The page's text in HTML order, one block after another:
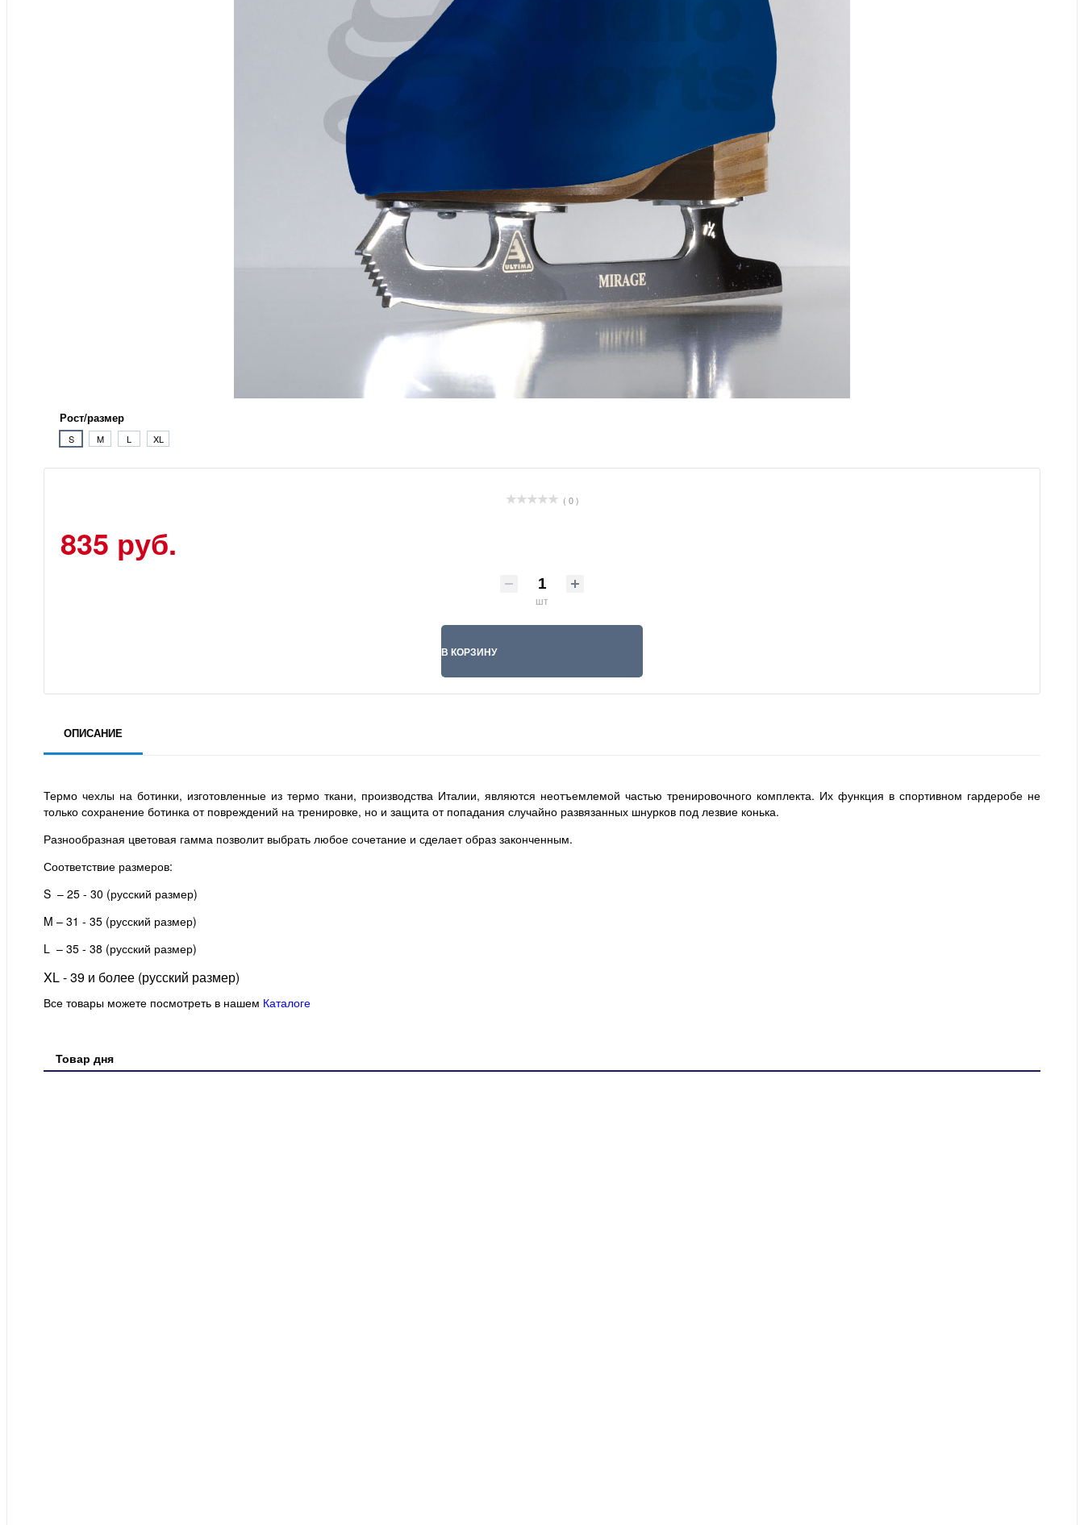
Рост/размер
S M L XL
( 0 )
835 руб.
шт
В КОРЗИНУ
ОПИСАНИЕ
Термо чехлы на ботинки, изготовленные из термо ткани, производства Италии, являются неотъемлемой частью тренировочного комплекта. Их функция в спортивном гардеробе не
только сохранение ботинка от повреждений на тренировке, но и защита от попадания случайно развязанных шнурков под лезвие конька.
Разнообразная цветовая гамма позволит выбрать любое сочетание и сделает образ законченным.
Соответствие размеров:
S – 25 - 30 (русский размер)
M – 31 - 35 (русский размер)
L – 35 - 38 (русский размер)
XL - 39 и более (русский размер)
Все товары можете посмотреть в нашем Каталоге
Товар дня